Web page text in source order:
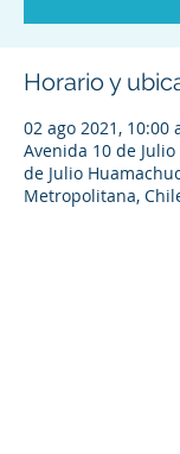
Horario y
02 ago 2021, 10:00
Avenida 10 de
de Julio
Metropolitana,